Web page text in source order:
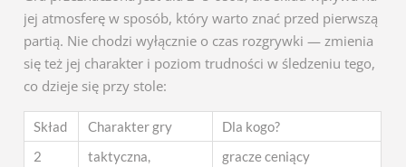
jej atmosferę w sposób, który warto znać przed pierwszą
partią. Nie chodzi wyłącznie o czas rozgrywki — zmienia
się też jej charakter i poziom trudności w śledzeniu tego,
co dzieje się przy stole:
Skład Charakter gry
Dla kogo?
2
taktyczna,
gracze ceniący